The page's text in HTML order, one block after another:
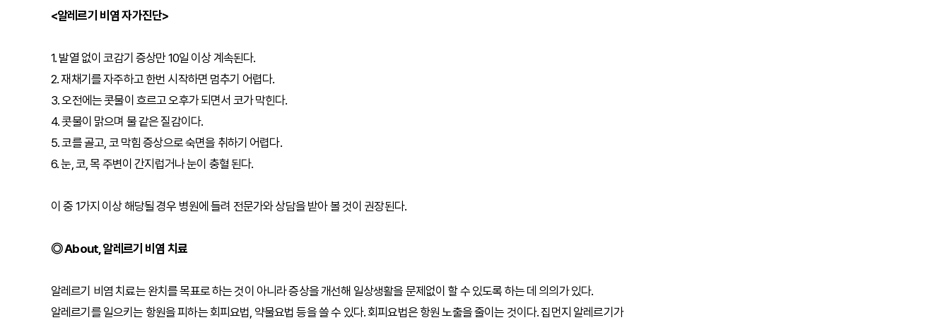
<알레르기 비염 자가진단>
1. 발열 없이 코감기 증상만 10일 이상 계속된다.
2. 재채기를 자주하고 한번 시작하면 멈추기 어렵다.
3. 오전에는 콧물이 흐르고 오후가 되면서 코가 막힌다.
4. 콧물이 맑으며 물 같은 질감이다.
5. 코를 골고, 코 막힘 증상으로 숙면을 취하기 어렵다.
6. 눈, 코, 목 주변이 간지럽거나 눈이 충혈 된다.
이 중 1가지 이상 해당될 경우 병원에 들려 전문가와 상담을 받아 볼 것이 권장된다.
◎ About, 알레르기 비염 치료
알레르기 비염 치료는 완치를 목표로 하는 것이 아니라 증상을 개선해 일상생활을 문제없이 할 수 있도록 하는 데 의의가 있다.
알레르기를 일으키는 항원을 피하는 회피요법, 약물요법 등을 쓸 수 있다. 회피요법은 항원 노출을 줄이는 것이다. 집먼지 알레르기가